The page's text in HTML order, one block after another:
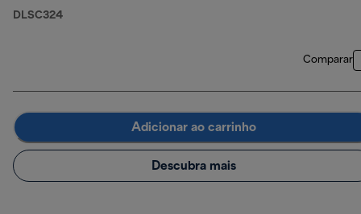
DLSC324
Comparar
Adicionar ao carrinho
Descubra mais